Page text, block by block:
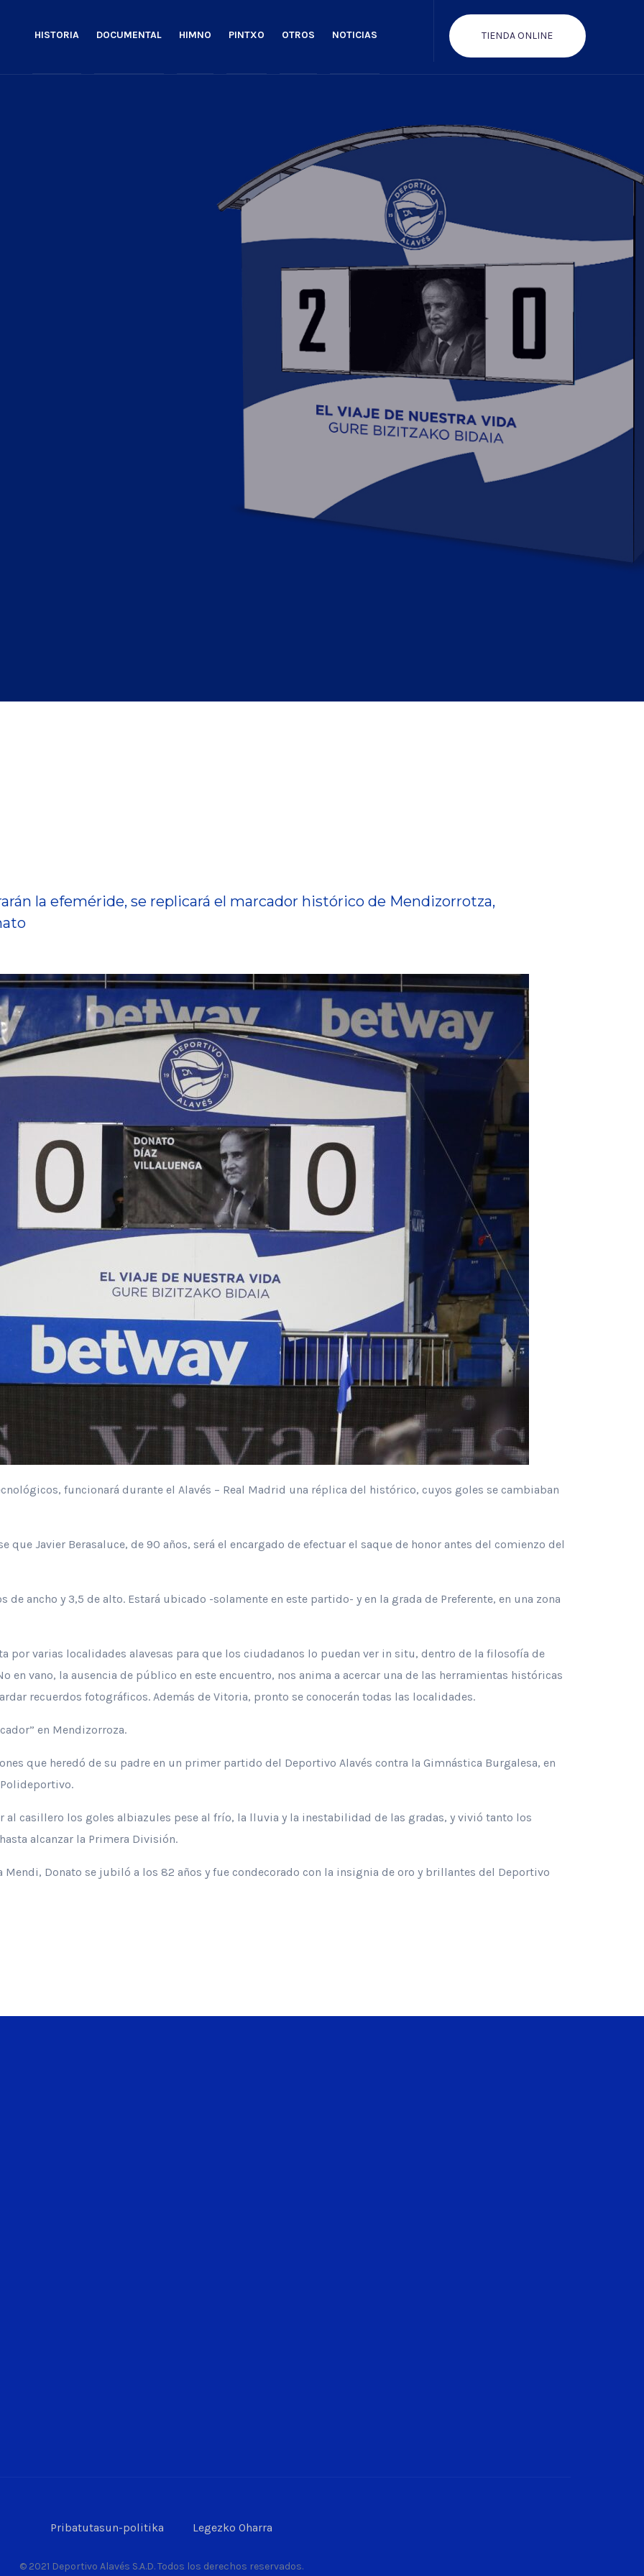
HISTORIA DOCUMENTAL HIMNO PINTXO OTROS NOTICIAS TIENDA ONLINE
la efeméride, se replicará el marcador histórico de Mendizorrotza,
funcionará durante el Alavés – Real Madrid una réplica del histórico, cuyos goles se cambiaban
que Javier Berasaluce, de 90 años, será el encargado de efectuar el saque de honor antes del comienzo del
ancho y 3,5 de alto. Estará ubicado -solamente en este partido- y en la grada de Preferente, en una zona
por varias localidades alavesas para que los ciudadanos lo puedan ver in situ, dentro de la filosofía de
en vano, la ausencia de público en este encuentro, nos anima a acercar una de las herramientas históricas
recuerdos fotográficos. Además de Vitoria, pronto se conocerán todas las localidades.
en Mendizorroza.
que heredó de su padre en un primer partido del Deportivo Alavés contra la Gimnástica Burgalesa, en
casillero los goles albiazules pese al frío, la lluvia y la inestabilidad de las gradas, y vivió tanto los
alcanzar la Primera División.
Donato se jubiló a los 82 años y fue condecorado con la insignia de oro y brillantes del Deportivo
Pribatutasun-politika Legezko Oharra
© 2021 Deportivo Alavés S.A.D. Todos los derechos reservados.